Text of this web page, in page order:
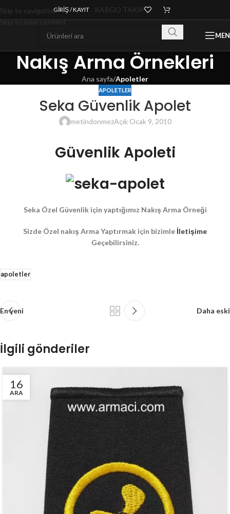
Skip to navigation
Skip to main content
GIRIŞ / KAYIT KARGO TAKİP
Nakış Arma Örnekleri
Ana sayfa/Apoletler
APOLETLER
Seka Güvenlik Apolet
metindonmezAçık Ocak 9, 2010
Güvenlik Apoleti
Seka Özel Güvenlik için yaptığımız Nakış Arma Örneği
Sizde Özel nakış Arma Yaptırmak için bizimle İletişime
Geçebilirsiniz.
apoletler
En yeni Daha eski
İlgili gönderiler
16
ARA